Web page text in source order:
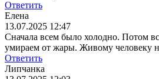
Ответить
Елена
13.07.2025 12:47
Сначала всем было холодно. Потом
умираем от жары. Живому человеку
Ответить
Липчанка